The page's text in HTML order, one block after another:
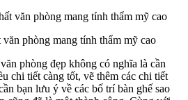
phòng mang tính thẩm mỹ cao
phòng đẹp không có nghĩa là cần
chi tiết càng tốt, vẽ thêm các chi tiết
bạn lưu ý về các bố trí bàn ghế sao